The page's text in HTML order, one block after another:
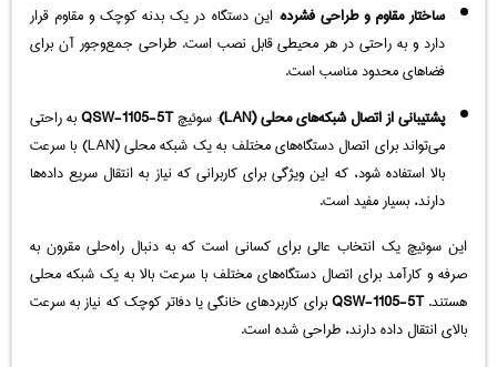
ساختار مقاوم و طراحی فشرده: این دستگاه در یک بدنه کوچک و مقاوم قرار
دارد و به راحتی در هر محیطی قابل نصب است. طراحی جمع‌وجور آن برای
فضاهای محدود مناسب است.
پشتیبانی از اتصال شبکه‌های محلی (LAN)
: سوئیچQSW-1105-5Tبه راحتی
می‌تواند برای اتصال دستگاه‌های مختلف به یک شبکه محلی (LAN) با سرعت
بالا استفاده شود، که این ویژگی برای کاربرانی که نیاز به انتقال سریع داده‌ها
دارند، بسیار مفید است.
این سوئیچ یک انتخاب عالی برای کسانی است که به دنبال راه‌حلی مقرون به
صرفه و کارآمد برای اتصال دستگاه‌های مختلف با سرعت بالا به یک شبکه محلی
هستند.QSW-1105-5Tبرای کاربردهای خانگی یا دفاتر کوچک که نیاز به سرعت
بالای انتقال داده دارند، طراحی شده است.